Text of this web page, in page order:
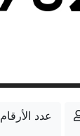
عدد الأرقام